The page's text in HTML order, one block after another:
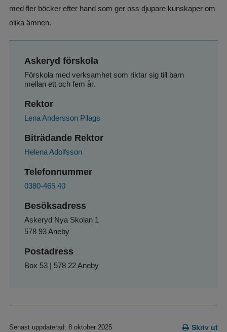
med fler böcker efter hand som ger oss djupare kunskaper om
olika ämnen.
Askeryd förskola
Förskola med verksamhet som riktar sig till barn
mellan ett och fem år.
Rektor
Lena Andersson Pilags
Biträdande Rektor
Helena Adolfsson
Telefonnummer
0380-465 40
Besöksadress
Askeryd Nya Skolan 1
578 93 Aneby
Postadress
Box 53 | 578 22 Aneby
Skriv ut
Senast uppdaterad: 8 oktober 2025